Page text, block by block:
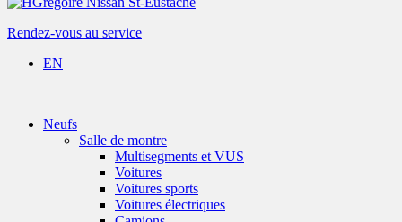
Rendez-vous au service
EN
Neufs
Salle de montre
Multisegments et VUS
Voitures
Voitures sports
Voitures électriques